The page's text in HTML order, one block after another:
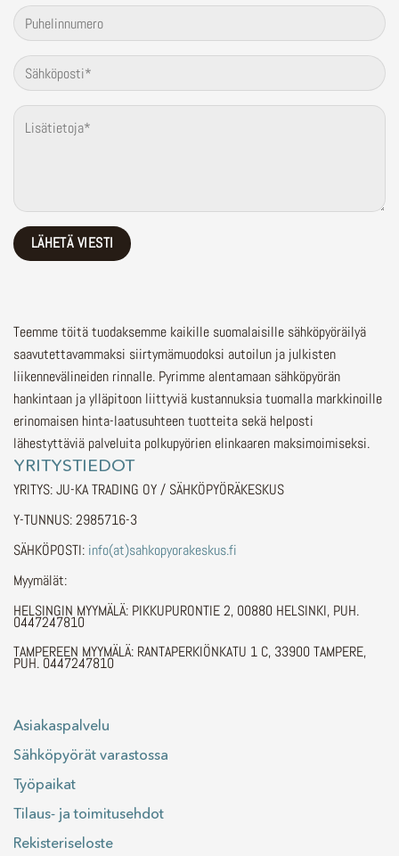
Teemme töitä tuodaksemme kaikille suomalaisille sähköpyöräilyä
saavutettavammaksi siirtymämuodoksi autoilun ja julkisten
liikennevälineiden rinnalle. Pyrimme alentamaan sähköpyörän
hankintaan ja ylläpitoon liittyviä kustannuksia tuomalla markkinoille
erinomaisen hinta-laatusuhteen tuotteita sekä helposti
lähestyttäviä palveluita polkupyörien elinkaaren maksimoimiseksi.
YRITYSTIEDOT
YRITYS: JU-KA TRADING OY / SÄHKÖPYÖRÄKESKUS
Y-TUNNUS: 2985716-3
SÄHKÖPOSTI: info(at)sahkopyorakeskus.fi
Myymälät:
HELSINGIN MYYMÄLÄ: PIKKUPURONTIE 2, 00880 HELSINKI, PUH.
0447247810
TAMPEREEN MYYMÄLÄ: RANTAPERKIÖNKATU 1 C, 33900 TAMPERE,
PUH. 0447247810
Asiakaspalvelu
Sähköpyörät varastossa
Työpaikat
Tilaus- ja toimitusehdot
Rekisteriseloste